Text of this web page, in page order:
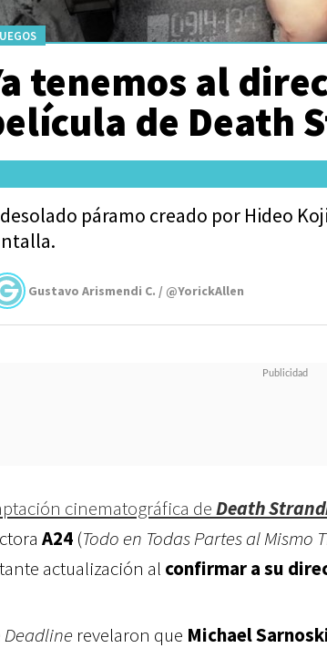
tenemos al
de Death
páramo creado por Hideo
Gustavo Arismendi C. / @YorickAllen
cinematográfica deDeath
A24 (Todo en Todas Partes al Mismo
actualización al confirmar a su
Deadline revelaron que Michael